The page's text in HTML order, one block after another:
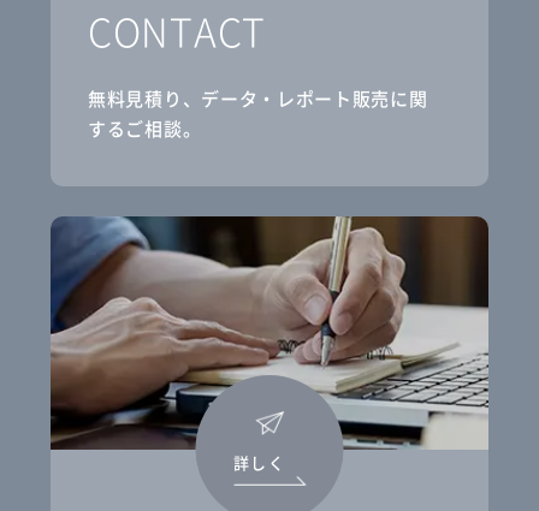
CONTACT
無料見積り、データ・レポート販売に関
するご相談。
詳しく